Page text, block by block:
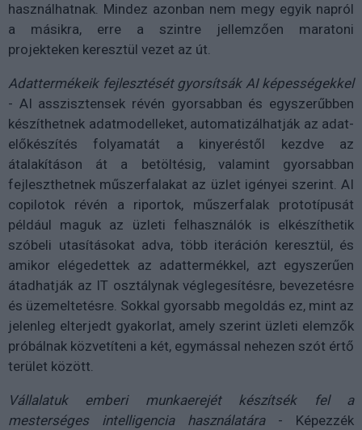
használhatnak. Mindez azonban nem megy egyik napról
a másikra, erre a szintre jellemzően maratoni
projekteken keresztül vezet az út.
Adattermékeik fejlesztését gyorsítsák AI képességekkel
- AI asszisztensek révén gyorsabban és egyszerűbben
készíthetnek adatmodelleket, automatizálhatják az adat-
előkészítés folyamatát a kinyeréstől kezdve az
átalakításon át a betöltésig, valamint gyorsabban
fejleszthetnek műszerfalakat az üzlet igényei szerint. AI
copilotok révén a riportok, műszerfalak prototípusát
például maguk az üzleti felhasználók is elkészíthetik
szóbeli utasításokat adva, több iteráción keresztül, és
amikor elégedettek az adattermékkel, azt egyszerűen
átadhatják az IT osztálynak véglegesítésre, bevezetésre
és üzemeltetésre. Sokkal gyorsabb megoldás ez, mint az
jelenleg elterjedt gyakorlat, amely szerint üzleti elemzők
próbálnak közvetíteni a két, egymással nehezen szót értő
terület között.
Vállalatuk emberi munkaerejét készítsék fel a
mesterséges intelligencia használatára- Képezzék